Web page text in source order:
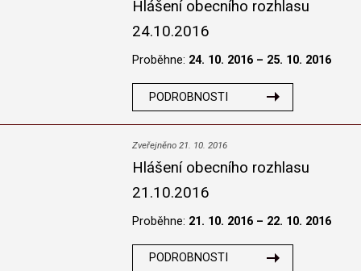
Hlášení obecního rozhlasu
24.10.2016
Proběhne: 24. 10. 2016 – 25. 10. 2016
PODROBNOSTI
Zveřejněno 21. 10. 2016
Hlášení obecního rozhlasu
21.10.2016
Proběhne: 21. 10. 2016 – 22. 10. 2016
PODROBNOSTI